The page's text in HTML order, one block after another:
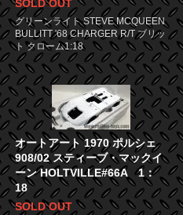
SOLD OUT
グリーンライト STEVE MCQUEEN
BULLITT '68 CHARGER R/T ブリッ
ト クローム1:18
オートアート 1970 ポルシェ
908/02 スティーブ・マックイ
ーン HOLTVILLE#66A 1：
18
SOLD OUT